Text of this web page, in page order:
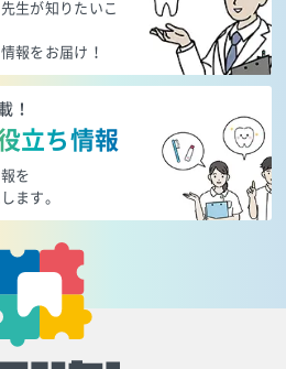
生が知りたいこ
報をお届け！
！
立ち情報
を
ます。